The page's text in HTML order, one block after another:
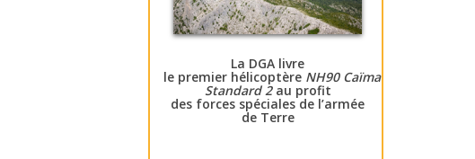
La DGA livre
le premier hélicoptère NH90 Caïman
Standard 2au profit
des forces spéciales de l’armée
de Terre